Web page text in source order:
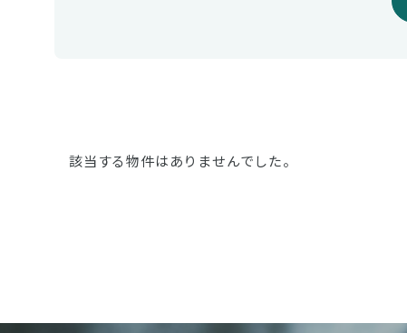
該当する物件はありませんでした。